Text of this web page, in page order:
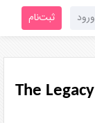
ورود ثبت‌نام
The